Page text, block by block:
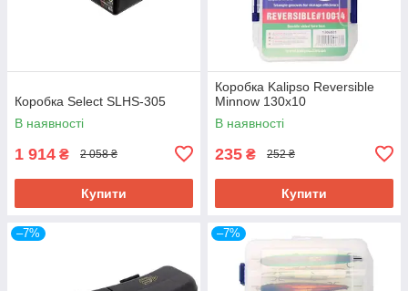
Коробка Select SLHS-305
В наявності
1 914 ₴ 2 058 ₴
Купити
Коробка Kalipso Reversible
Minnow 130х10
В наявності
235 ₴ 252 ₴
Купити
–7% –7%